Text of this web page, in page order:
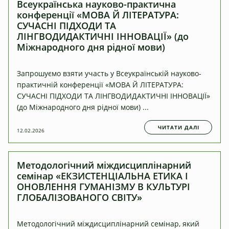
Всеукраїнська науково-практична
конференції «МОВА Й ЛІТЕРАТУРА:
СУЧАСНІ ПІДХОДИ ТА
ЛІНГВОДИДАКТИЧНІ ІННОВАЦІЇ» (до
Міжнародного дня рідної мови)
Запрошуємо взяти участь у Всеукраїнській науково-
практичній конференції «МОВА Й ЛІТЕРАТУРА:
СУЧАСНІ ПІДХОДИ ТА ЛІНГВОДИДАКТИЧНІ ІННОВАЦІЇ»
(до Міжнародного дня рідної мови) ...
12.02.2026 ЧИТАТИ ДАЛІ
Методологічний міждисциплінарний
семінар «ЕКЗИСТЕНЦІАЛЬНА ЕТИКА І
ОНОВЛЕННЯ ГУМАНІЗМУ В КУЛЬТУРІ
ГЛОБАЛІЗОВАНОГО СВІТУ»
Методологічний міждисциплінарний семінар, який